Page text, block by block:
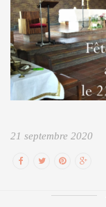
21 septembre 2020